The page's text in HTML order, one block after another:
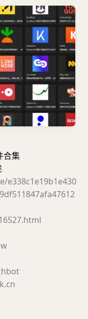
合集
e338c1e19b1e430